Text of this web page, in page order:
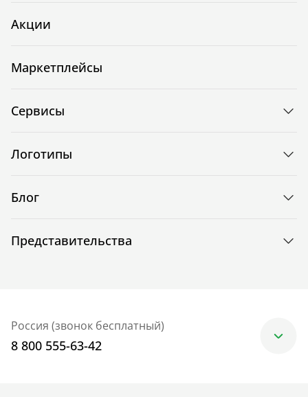
Акции
Маркетплейсы
Сервисы
Логотипы
Блог
Представительства
Россия (звонок бесплатный)
8 800 555-63-42